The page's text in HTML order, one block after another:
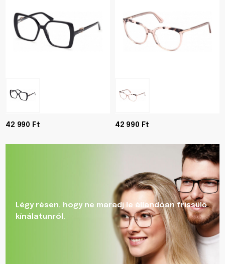
42 990 Ft 42 990 Ft
Légy résen, hogy ne maradj le állandóan frissülő
kínálatunról.